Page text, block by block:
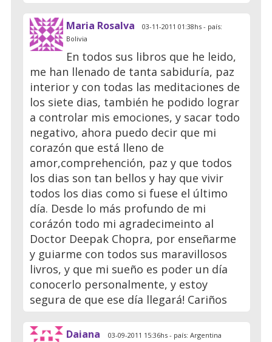
Maria Rosalva 03-11-2011 01:38hs - país:
Bolivia
En todos sus libros que he leido,
me han llenado de tanta sabiduría, paz
interior y con todas las meditaciones de
los siete dias, también he podido lograr
a controlar mis emociones, y sacar todo
negativo, ahora puedo decir que mi
corazón que está lleno de
amor,comprehención, paz y que todos
los dias son tan bellos y hay que vivir
todos los dias como si fuese el último
día. Desde lo más profundo de mi
corázón todo mi agradecimeinto al
Doctor Deepak Chopra, por enseñarme
y guiarme con todos sus maravillosos
livros, y que mi sueño es poder un día
conocerlo personalmente, y estoy
segura de que ese día llegará! Cariños
Daiana 03-09-2011 15:36hs - país: Argentina